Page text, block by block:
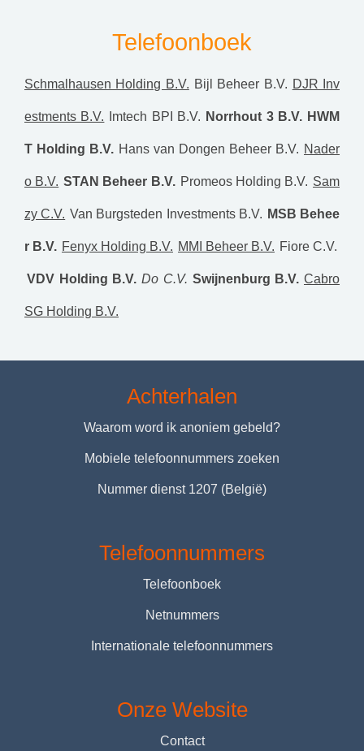
Telefoonboek
Schmalhausen Holding B.V. Bijl Beheer B.V. DJR Inv
estments B.V. Imtech BPI B.V. Norrhout 3 B.V. HWM
T Holding B.V. Hans van Dongen Beheer B.V. Nader
o B.V. STAN Beheer B.V. Promeos Holding B.V. Sam
zy C.V. Van Burgsteden Investments B.V. MSB Behee
r B.V. Fenyx Holding B.V. MMI Beheer B.V. Fiore C.V.
VDV Holding B.V. Do C.V. Swijnenburg B.V. Cabro
SG Holding B.V.
Achterhalen
Waarom word ik anoniem gebeld?
Mobiele telefoonnummers zoeken
Nummer dienst 1207 (België)
Telefoonnummers
Telefoonboek
Netnummers
Internationale telefoonnummers
Onze Website
Contact